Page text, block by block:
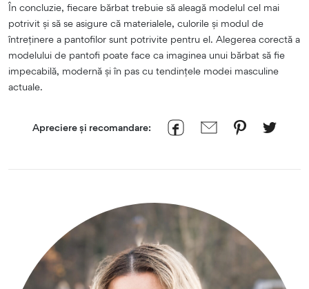
În concluzie, fiecare bărbat trebuie să aleagă modelul cel mai
potrivit și să se asigure că materialele, culorile și modul de
întreținere a pantofilor sunt potrivite pentru el. Alegerea corectă a
modelului de pantofi poate face ca imaginea unui bărbat să fie
impecabilă, modernă și în pas cu tendințele modei masculine
actuale.
Apreciere și recomandare: